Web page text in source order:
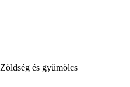
Zöldség és gyümölcs